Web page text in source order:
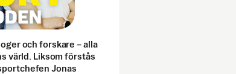
och forskare – alla
värld. Liksom förstås
Jonas